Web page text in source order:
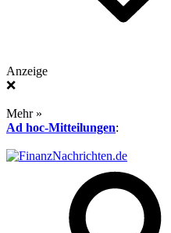
Anzeige
❌
Mehr »
Ad hoc-Mitteilungen: